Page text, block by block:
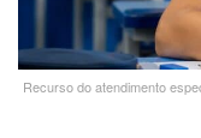
Recurso do atendimento